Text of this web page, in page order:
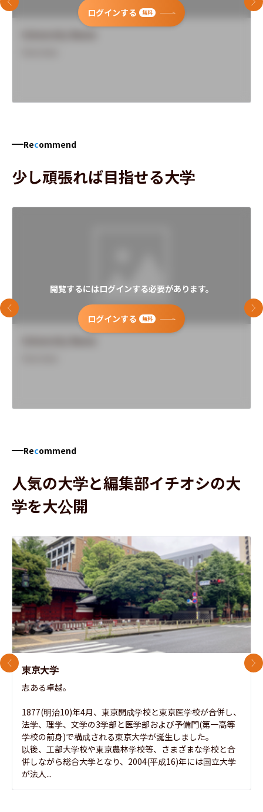
ログインする 無料
前のスライド 次
Recommend
少し頑張れば目指せる大学
閲覧するにはログインする必要があります。
ログインする 無料
前のスライド 次
Recommend
人気の大学と編集部イチオシの大
学を大公開
東京大学
志ある卓越。
1877(明治10)年4月、東京開成学校と東京医学校が合併し、
法学、理学、文学の3学部と医学部および予備門(第一高等
学校の前身)で構成される東京大学が誕生しました。
以後、工部大学校や東京農林学校等、さまざまな学校と合
併しながら総合大学となり、2004(平成16)年には国立大学
が法人...
前のスライド 次